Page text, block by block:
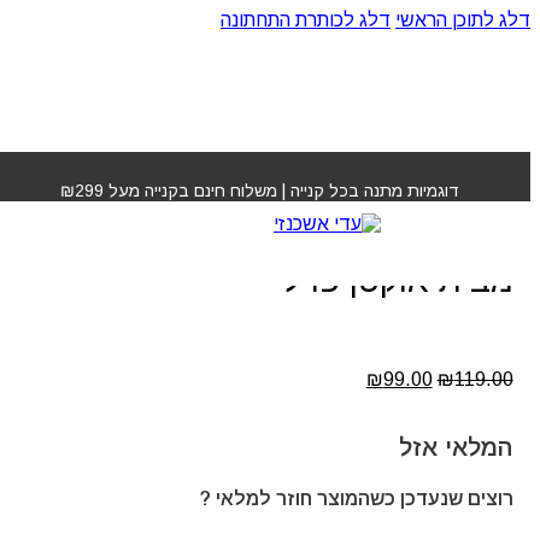
דלג לתוכן הראשי דלג לכותרת התחתונה
דוגמיות מתנה בכל קנייה | משלוח חינם בקנייה מעל ₪299
שמפו ריפייר ללא מלחים
מבית אוקטן פרל
₪119.00
המחיר
₪119.00.
₪99.00
המלאי אזל
רוצים שנעדכן כשהמוצר חוזר למלאי ?